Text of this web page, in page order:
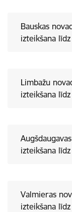
Bauskas
izteikšana
Limbažu
izteikšana
izteikšana
Valmieras
izteikšana